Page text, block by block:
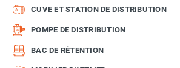
CUVE ET STATION DE DISTRIBUTION
POMPE DE DISTRIBUTION
BAC DE RÉTENTION